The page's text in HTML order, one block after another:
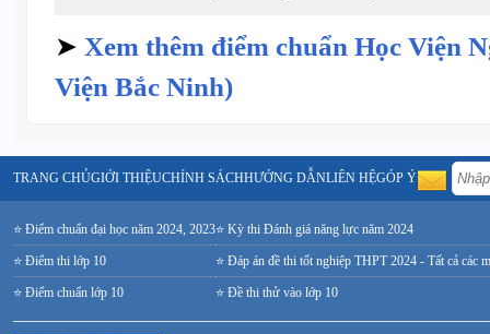
➤ Xem thêm điểm chuẩn Học Viện
Viện Bắc Ninh)
TRANG CHỦGIỚI THIỆUCHÍNH SÁCHHƯỚNG DẪNLIÊN HỆGÓP Ý
⭐ Điểm chuẩn đại học năm 2024, 2023
⭐ Điểm thi lớp 10
⭐ Điểm chuẩn lớp 10
⭐ Kỳ thi Đánh giá năng lực năm 2024
⭐ Đáp án đề thi tốt nghiệp THPT 2024 - Tất cả các
⭐ Đề thi thử vào lớp 10